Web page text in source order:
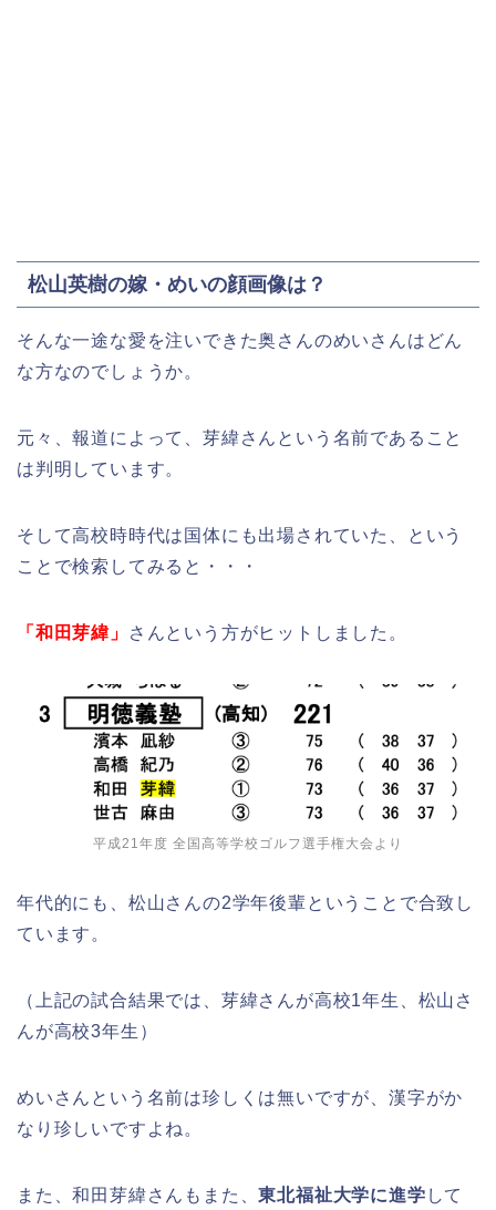
松山英樹の嫁・めいの顔画像は？
そんな一途な愛を注いできた奥さんのめいさんはどん
な方なのでしょうか。
元々、報道によって、芽緯さんという名前であること
は判明しています。
そして高校時時代は国体にも出場されていた、という
ことで検索してみると・・・
「和田芽緯」 さんという方がヒットしました。
平成21年度 全国高等学校ゴルフ選手権大会より
年代的にも、松山さんの2学年後輩ということで合致し
ています。
（上記の試合結果では、芽緯さんが高校1年生、松山さ
んが高校3年生）
めいさんという名前は珍しくは無いですが、漢字がか
なり珍しいですよね。
また、和田芽緯さんもまた、東北福祉大学に進学 して